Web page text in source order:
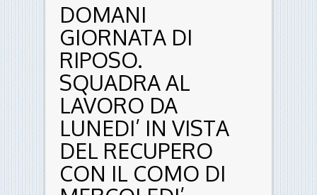
DOMANI
GIORNATA DI
RIPOSO.
SQUADRA AL
LAVORO DA
LUNEDI’ IN VISTA
DEL RECUPERO
CON IL COMO DI